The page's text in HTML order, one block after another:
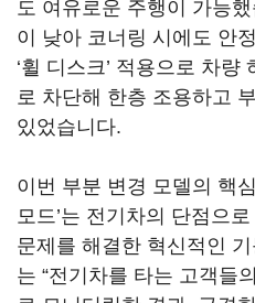
도 여유로운 주행이 가능
이 낮아 코너링 시에도 안
‘휠 디스크’ 적용으로 차
로 차단해 한층 조용하고
있었습니다.
이번 부분 변경 모델의 핵
모드’는 전기차의 단점으
문제를 해결한 혁신적인
는 “전기차를 타는 고객들